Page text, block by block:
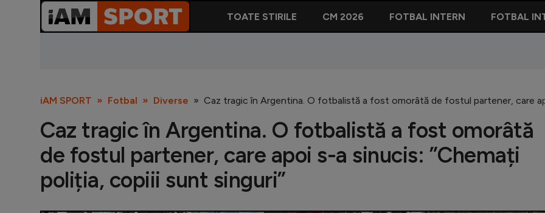
TOATE STIRILE CM 2026 FOTBAL INTERN FOTBAL
iAM SPORT Fotbal Diverse Caz tragic în Argentina. O fotbalistă a fost omorâtă de fostul partener, care
Caz tragic în Argentina. O fotbalistă a fost omorâtă
de fostul partener, care apoi s-a sinucis: ”Chemați
poliția, copiii sunt singuri”